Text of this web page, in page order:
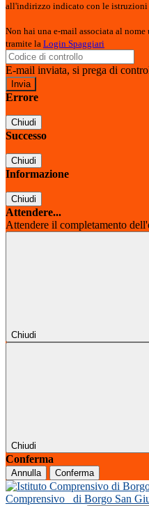
all'indirizzo indicato con le istruzioni
Non hai una e-mail associata al
tramite la Login Spaggiari
E-mail inviata, si prega di
Errore
Chiudi
Successo
Chiudi
Informazione
Chiudi
Attendere...
Attendere il completamento
Chiudi
Chiudi
Conferma
Annulla Conferma
Comprensivo
di Borgo San